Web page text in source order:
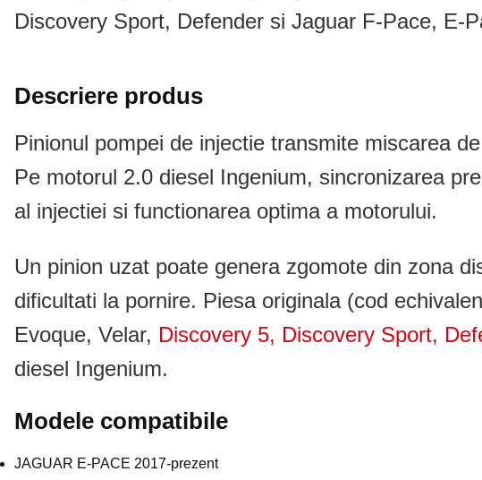
Discovery Sport, Defender si Jaguar F-Pace, E-
Descriere produs
Pinionul pompei de injectie transmite miscarea
Pe motorul 2.0 diesel Ingenium, sincronizarea
al injectiei si functionarea optima a motorului.
Un pinion uzat poate genera zgomote din zona
dificultati la pornire. Piesa originala (cod
Evoque, Velar, Discovery 5, Discovery Sport,
diesel Ingenium.
Modele compatibile
JAGUAR E-PACE 2017-prezent